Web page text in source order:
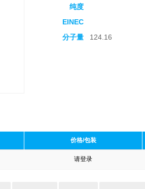
纯度
EINEC
分子量
124.16
价格/包装
请登录